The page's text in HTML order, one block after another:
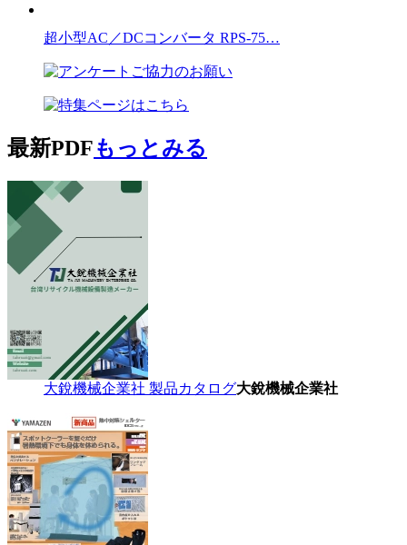
超小型AC／DCコンバータ RPS-75…
最新PDFもっとみる
大銳機械企業社 製品カタログ大銳機械企業社